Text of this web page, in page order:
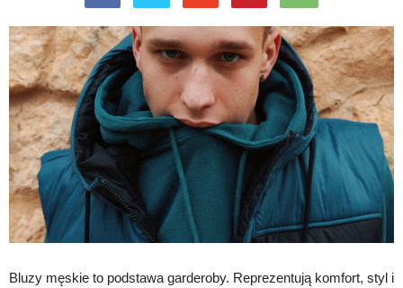
Bluzy męskie to podstawa garderoby. Reprezentują komfort, styl i